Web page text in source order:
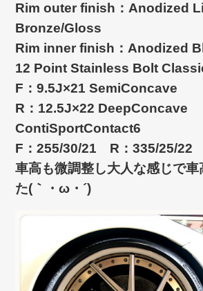
Rim outer finish：Anodized
Bronze/Gloss
Rim inner finish：Anodized
12 Point Stainless Bolt
F：9.5J×21 SemiConcave
R：12.5J×22 DeepConcave
ContiSportContact6
F：255/30/21 R：335/25/22
車高も微調整し大人な感じで車
た(｀・ω・´)ゞ